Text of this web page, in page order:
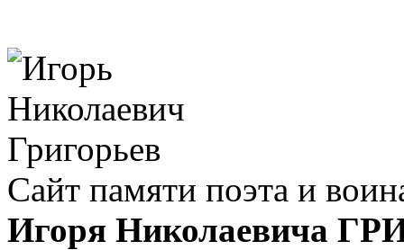
Сайт памяти поэта и
Игоря Николаевича